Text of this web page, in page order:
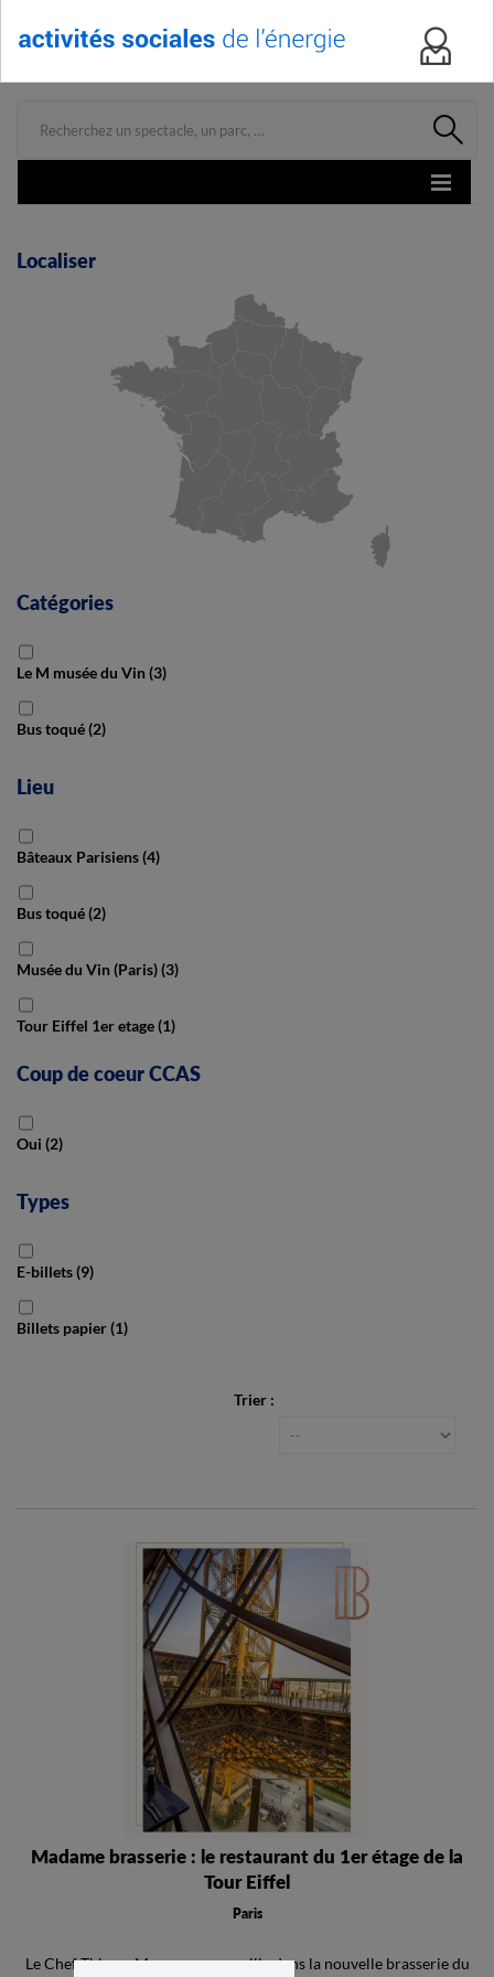
Localiser
Catégories
Le M musée du Vin(3)
Bus toqué(2)
Lieu
Bâteaux Parisiens(4)
Bus toqué(2)
Musée du Vin (Paris)(3)
Tour Eiffel 1er etage(1)
Coup de coeur CCAS
Oui (2)
Types
E-billets(9)
Billets papier(1)
Trier :
Madame brasserie : le restaurant du 1er étage de la
Tour Eiffel
Paris
Le Chef Thierry Marx vous accueille dans la nouvelle brasserie du